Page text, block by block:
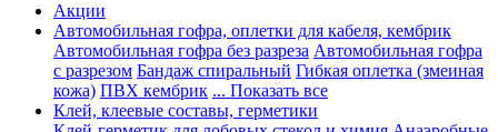
Акции
Автомобильная гофра, оплетки для кабеля, кембрик
Автомобильная гофра без разреза Автомобильная гофра
с разрезом Бандаж спиральный Гибкая оплетка (змеиная
кожа) ПВХ кембрик ... Показать все
Клей, клеевые составы, герметики